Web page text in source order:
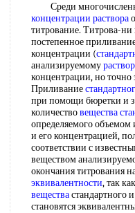
Среди
концентрации раствора
титрование. Титрова-ни
постепенное
концентрации (
анализируемому
концентрации, но точно
Приливание
при помощи бюретки и
количествовещества
определяемого объемом
и его концентрацией,
соответствии с
веществом
окончания титрования
эквивалентности, так
веществастандартного
становятся